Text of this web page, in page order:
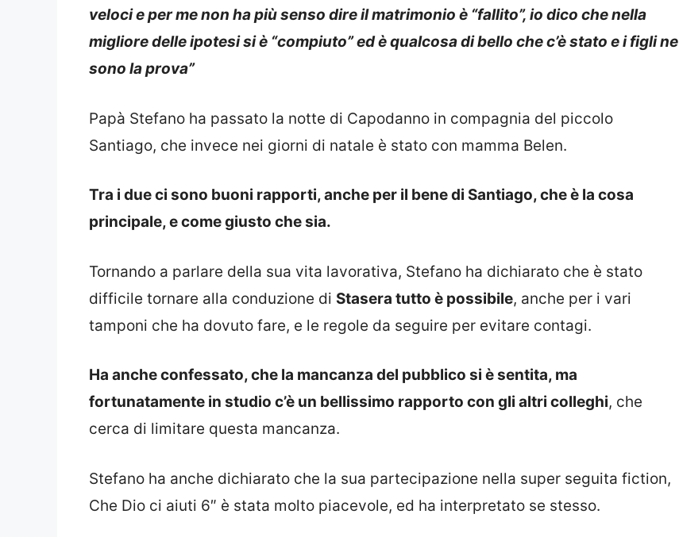
veloci e per me non ha più senso dire il matrimonio è “fallito”, io dico che nella
migliore delle ipotesi si è “compiuto” ed è qualcosa di bello che c’è stato e i figli ne
sono la prova”
Papà Stefano ha passato la notte di Capodanno in compagnia del piccolo
Santiago, che invece nei giorni di natale è stato con mamma Belen.
Tra i due ci sono buoni rapporti, anche per il bene di Santiago, che è la cosa
principale, e come giusto che sia.
Tornando a parlare della sua vita lavorativa, Stefano ha dichiarato che è stato
difficile tornare alla conduzione di Stasera tutto è possibile, anche per i vari
tamponi che ha dovuto fare, e le regole da seguire per evitare contagi.
Ha anche confessato, che la mancanza del pubblico si è sentita, ma
fortunatamente in studio c’è un bellissimo rapporto con gli altri colleghi, che
cerca di limitare questa mancanza.
Stefano ha anche dichiarato che la sua partecipazione nella super seguita fiction,
Che Dio ci aiuti 6″ è stata molto piacevole, ed ha interpretato se stesso.